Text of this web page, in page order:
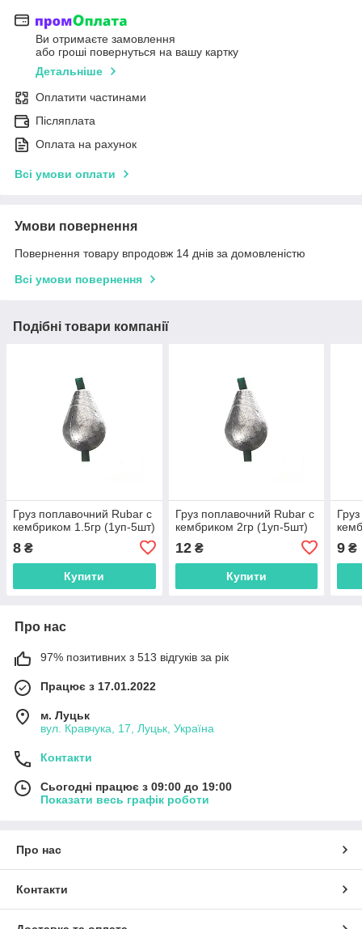
Ви отримаєте замовлення
або гроші повернуться на вашу картку
Детальніше
Оплатити частинами
Післяплата
Оплата на рахунок
Всі умови оплати
Умови повернення
Повернення товару впродовж 14 днів за домовленістю
Всі умови повернення
Подібні товари компанії
Груз поплавочний Rubar с
кембриком 1.5гр (1уп-5шт)
8 ₴
Купити
Груз поплавочний Rubar с
кембриком 2гр (1уп-5шт)
12₴
Купити
9 ₴
Про нас
97% позитивних з 513 відгуків за рік
Працює з 17.01.2022
м. Луцьк
вул. Кравчука, 17, Луцьк, Україна
Контакти
Сьогодні працює з 09:00 до 19:00
Показати весь графік роботи
Про нас
Контакти